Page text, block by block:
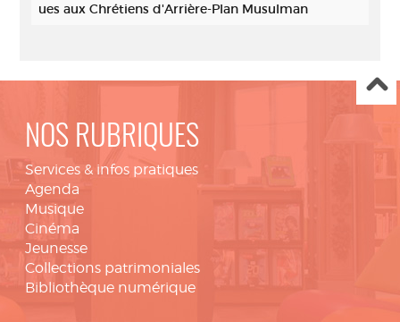
ues aux Chrétiens d'Arrière-Plan Musulman
NOS RUBRIQUES
Services & infos pratiques
Agenda
Musique
Cinéma
Jeunesse
Collections patrimoniales
Bibliothèque numérique